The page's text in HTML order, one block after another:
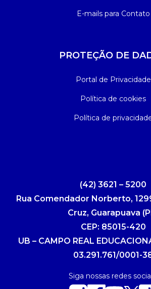
E-mails para Contato
PROTEÇÃO DE
Portal de Privacidade
Política de cookies
Política de
(42) 3621 – 5200
Rua Comendador Norberto,
Cruz, Guarapuava
CEP: 85015-420
UB – CAMPO REAL
03.291.761/0001-
Siga nossas redes